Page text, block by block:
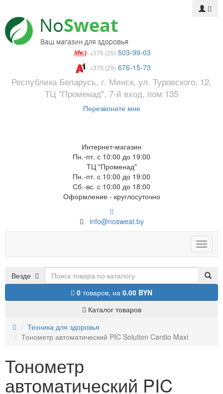
+375 (25) 503-99-03
+375 (29) 676-15-73
Республика Беларусь, г. Минск, ул. Туровского, 12,
ТЦ "Променад", 7-й вход, пом 135
Перезвоните мне
Интернет-магазин
Пн.-пт. с 10:00 до 19:00
ТЦ "Променад"
Пн.-пт. с 10:00 до 19:00
Сб.-вс. с 10:00 до 18:00
Оформление - круглосуточно
info@nosweat.by
Toggle
Везде
0 товаров, на 0.00 BYN
Каталог товаров
Техника для здоровья
Тонометр автоматический PIC Solution Cardio Maxi
Тонометр
автоматический PIC